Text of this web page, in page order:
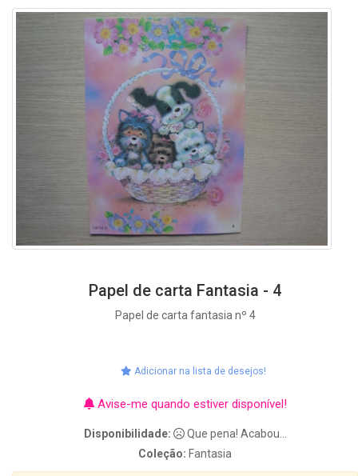
Papel de carta Fantasia - 4
Papel de carta fantasia nº 4
Adicionar na lista de desejos!
Avise-me quando estiver disponível!
Disponibilidade:
Que pena! Acabou...
Coleção: Fantasia